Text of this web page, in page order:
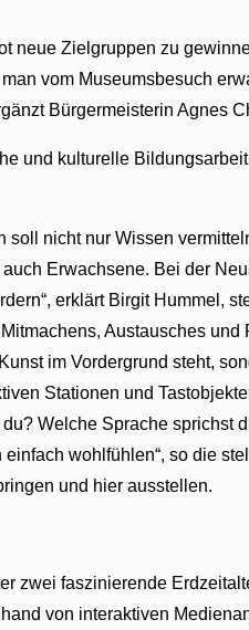
neue Zielgruppen zu
vom Museumsbesuch
Bürgermeisterin Agnes
und kulturelle
nicht nur Wissen
Erwachsene. Bei der
erklärt Birgit Hummel,
Austausches
im Vordergrund steht,
Stationen und
Welche Sprache sprichst
wohlfühlen“, so die
und hier ausstellen.
zwei faszinierende
von interaktiven